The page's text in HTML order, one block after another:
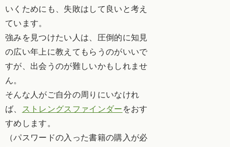
いくためにも、失敗はして良いと考え
ています。
強みを見つけたい人は、圧倒的に知見
の広い年上に教えてもらうのがいいで
すが、出会うのが難しいかもしれませ
ん。
そんな人がご自分の周りにいなけれ
ば、
ストレングスファインダー をおす
すめします。
（パスワードの入った書籍の購入が必